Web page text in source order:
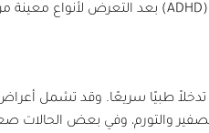
(ADHD) بعد التعرض لأنواع معينة
طبيًا سريعًا. وقد تشمل
والتورم، وفي بعض الحالات